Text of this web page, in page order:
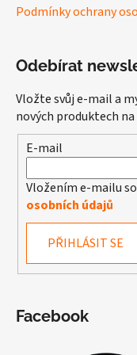
Podmínky ochrany
Odebírat
Vložte svůj e-mail a
nových produktech
E-mail
Vložením e-mailu
osobních údajů
PŘIHLÁSIT SE
Facebook